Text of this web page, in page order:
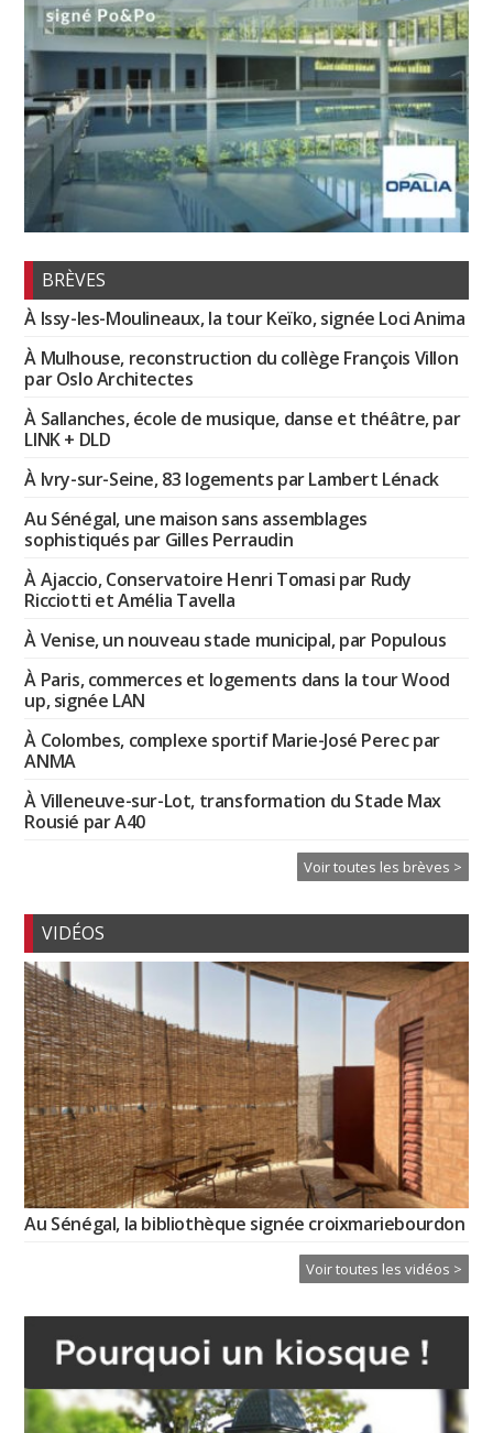
BRÈVES
À Issy-les-Moulineaux, la tour Keïko, signée Loci Anima
À Mulhouse, reconstruction du collège François Villon
par Oslo Architectes
À Sallanches, école de musique, danse et théâtre, par
LINK + DLD
À Ivry-sur-Seine, 83 logements par Lambert Lénack
Au Sénégal, une maison sans assemblages
sophistiqués par Gilles Perraudin
À Ajaccio, Conservatoire Henri Tomasi par Rudy
Ricciotti et Amélia Tavella
À Venise, un nouveau stade municipal, par Populous
À Paris, commerces et logements dans la tour Wood
up, signée LAN
À Colombes, complexe sportif Marie-José Perec par
ANMA
À Villeneuve-sur-Lot, transformation du Stade Max
Rousié par A40
Voir toutes les brèves >
VIDÉOS
Au Sénégal, la bibliothèque signée croixmariebourdon
Voir toutes les vidéos >